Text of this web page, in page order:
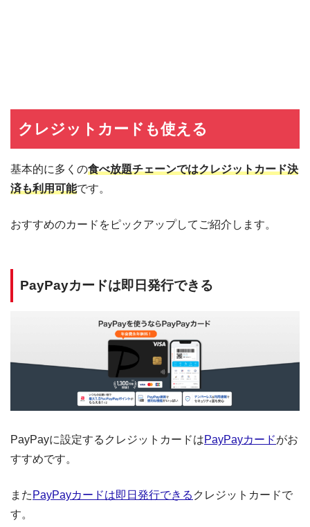
クレジットカードも使える
基本的に多くの食べ放題チェーンではクレジットカード決
済も利用可能です。
おすすめのカードをピックアップしてご紹介します。
PayPayカードは即日発行できる
PayPayに設定するクレジットカードはPayPayカードがお
すすめです。
また PayPayカードは即日発行できる クレジットカードで
す。